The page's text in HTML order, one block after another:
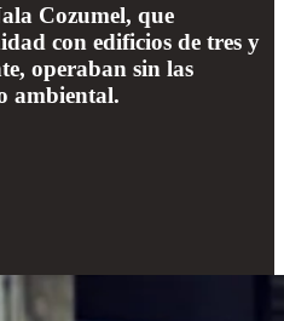
Cozumel, que
con edificios de tres y
operaban sin las
ambiental.